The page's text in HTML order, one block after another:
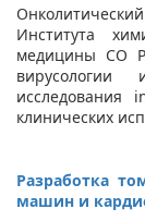
Института
медицины СО
вирусологии
клинических
Разработка
машин и